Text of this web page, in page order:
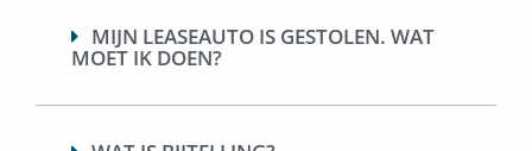
MIJN LEASEAUTO IS GESTOLEN. WAT
MOET IK DOEN?